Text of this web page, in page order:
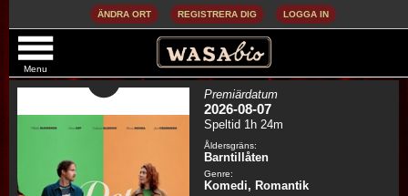
DET GRÖNASTE GRÄSET (SV. TXT) (SV. TAL)
Premiärdatum
2026-08-07
Speltid 1h 24m
Åldersgräns:
Barntillåten
Genre:
Komedi, Romantik
ÄNDRA ORT REGISTRERA DIG LOGGA IN
Menu